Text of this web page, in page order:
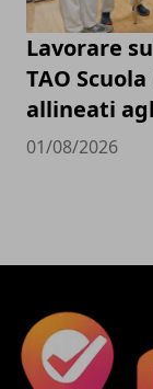
Lavorare
TAO
allineati
01/08/2026